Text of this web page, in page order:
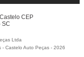
CEP
SC
Ltda
-Castelo Auto Peças -2026